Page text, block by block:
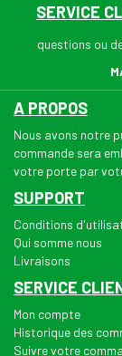
SERVICE
questions ou
A PROPOS
Nous avons notre
commande sera
votre porte par
SUPPORT
Conditions
Qui somme nous
Livraisons
SERVICE
Mon compte
Historique des
Suivre votre